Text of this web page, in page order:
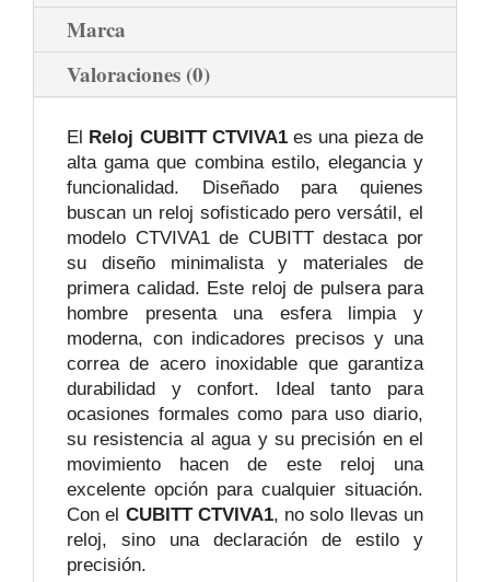
Marca
Valoraciones (0)
El Reloj CUBITT CTVIVA1es una pieza de
alta gama que combina estilo, elegancia y
funcionalidad. Diseñado para quienes
buscan un reloj sofisticado pero versátil, el
modelo CTVIVA1 de CUBITT destaca por
su diseño minimalista y materiales de
primera calidad. Este reloj de pulsera para
hombre presenta una esfera limpia y
moderna, con indicadores precisos y una
correa de acero inoxidable que garantiza
durabilidad y confort. Ideal tanto para
ocasiones formales como para uso diario,
su resistencia al agua y su precisión en el
movimiento hacen de este reloj una
excelente opción para cualquier situación.
Con el CUBITT CTVIVA1, no solo llevas un
reloj, sino una declaración de estilo y
precisión.